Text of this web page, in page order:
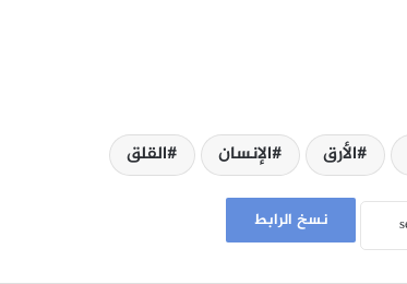
الأرق الإنسان القلق
نسخ الرابط